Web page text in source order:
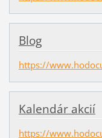
Blog
https://
Kalendár akcií
https://